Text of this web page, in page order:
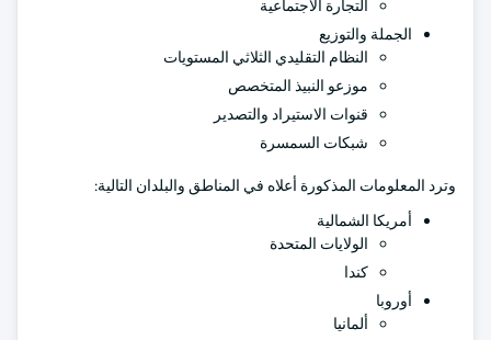
التجارة الاجتماعية
الجملة والتوزيع
النظام التقليدي الثلاثي المستويات
موزعو النبيذ المتخصص
قنوات الاستيراد والتصدير
شبكات السمسرة
وترد المعلومات المذكورة أعلاه في المناطق والبلدان التالية:
أمريكا الشمالية
الولايات المتحدة
كندا
أوروبا
ألمانيا